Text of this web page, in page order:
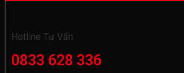
Hotline Tư Vấn:
0833 628 336